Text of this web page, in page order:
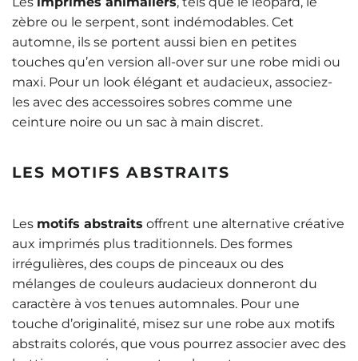
zèbre ou le serpent, sont indémodables. Cet
automne, ils se portent aussi bien en petites
touches qu’en version all-over sur une robe midi ou
maxi. Pour un look élégant et audacieux, associez-
les avec des accessoires sobres comme une
ceinture noire ou un sac à main discret.
LES MOTIFS ABSTRAITS
Les motifs abstraits offrent une alternative créative
aux imprimés plus traditionnels. Des formes
irrégulières, des coups de pinceaux ou des
mélanges de couleurs audacieux donneront du
caractère à vos tenues automnales. Pour une
touche d’originalité, misez sur une robe aux motifs
abstraits colorés, que vous pourrez associer avec des